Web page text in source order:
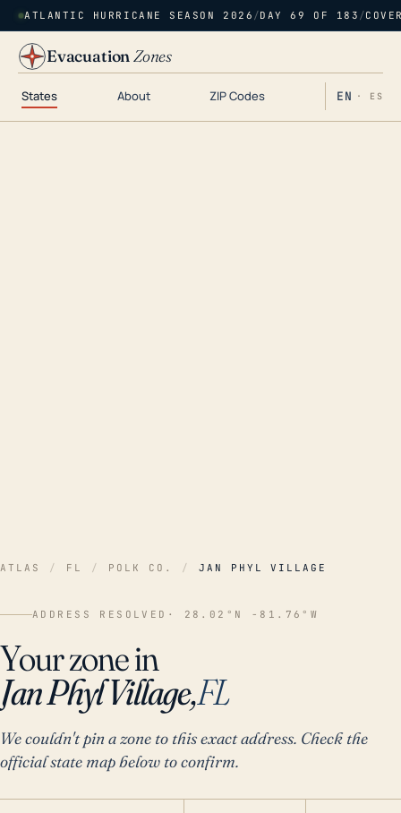
ATLANTIC HURRICANE SEASON 2026 /DAY 69 OF 183 /
EvacuationZones
States About ZIP Codes EN · ES
ATLAS / FL / POLK CO. / JAN PHYL VILLAGE
ADDRESS RESOLVED · 28.02°N -81.76°W
Your zone in
Jan Phyl Village,FL
We couldn't pin a zone to this exact address. Check the
official state map below to confirm.